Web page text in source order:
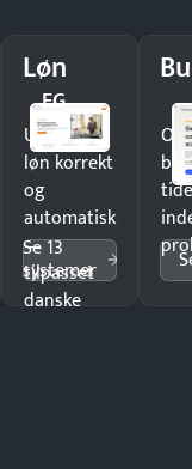
Løn
EG
Udbetal
løn korrekt
og
automatisk
—
tilpasset
danske
Se 13
systemer